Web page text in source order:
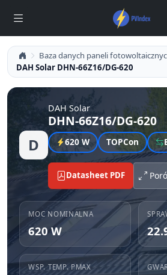
Baza danych paneli
DAH Solar DHN-66Z16/DG-620
D
DAH Solar
DHN-66Z16/DG-620
620 W TOPCon
Datasheet PDF
MOC NOMINALNA
620 W
WSP. TEMP. PMAX